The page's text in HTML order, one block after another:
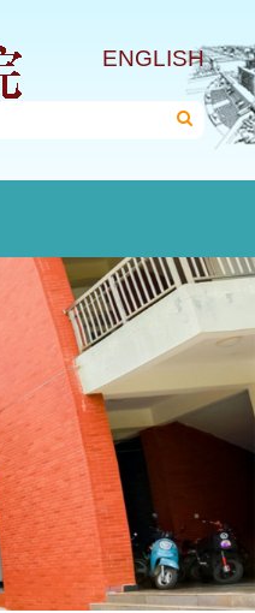
ENGLISH